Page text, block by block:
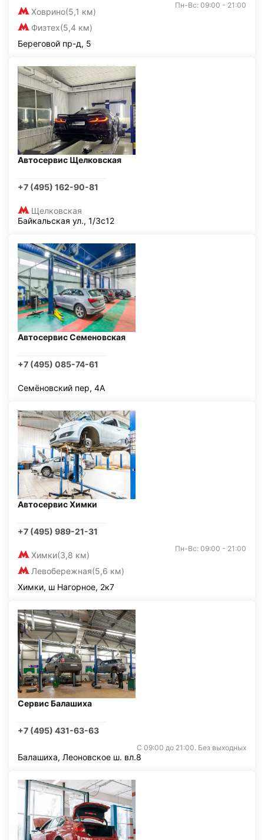
Ховрино(5,1 км)
Физтех(5,4 км)
Пн-Вс: 09:00 - 21:00
Береговой пр-д, 5
Автосервис Щелковская
+7 (495) 162-90-81
Щелковская
Байкальская ул., 1/3с12
Автосервис Семеновская
+7 (495) 085-74-61
Семёновский пер, 4А
Автосервис Химки
+7 (495) 989-21-31
Химки(3,8 км)
Левобережная(5,6 км)
Пн-Вс: 09:00 - 21:00
Химки, ш Нагорное, 2к7
Сервис Балашиха
+7 (495) 431-63-63
С 09:00 до 21:00. Без выходных
Балашиха, Леоновское ш. вл.8